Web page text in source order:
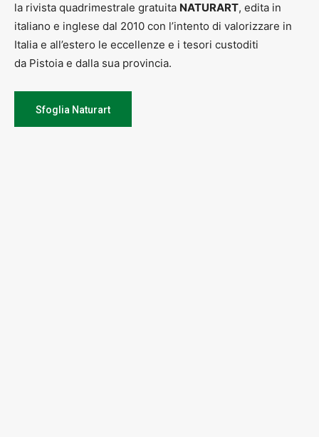
la rivista quadrimestrale gratuita NATURART, edita in
italiano e inglese dal 2010 con l’intento di valorizzare in
Italia e all’estero le eccellenze e i tesori custoditi
da Pistoia e dalla sua provincia.
Sfoglia Naturart